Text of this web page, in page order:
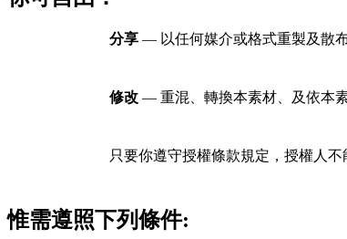
分享 — 以任何媒介或格式重製及散
修改 — 重混、轉換本素材、及依本
只要你遵守授權條款規定，授權人不
惟需遵照下列條件: